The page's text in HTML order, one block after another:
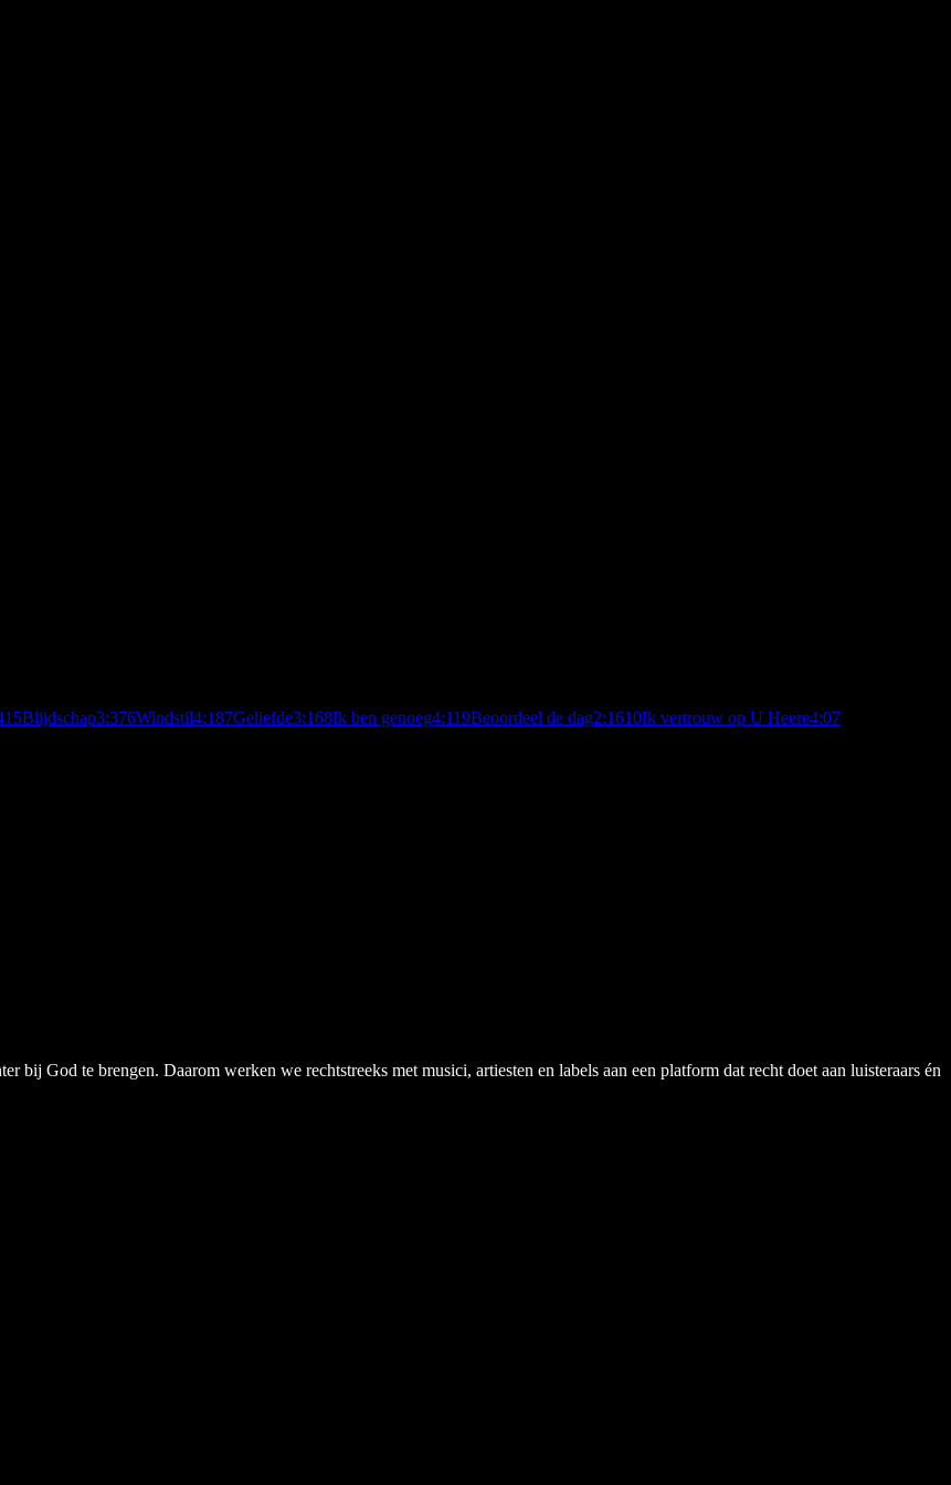
5Blijdschap3:376Windstil4:187Geliefde3:168Ik ben genoeg4:119Beoordeel de dag2:1610Ik vertrouw op U Heere4:07
bij God te brengen. Daarom werken we rechtstreeks met musici, artiesten en labels aan een platform dat recht doet aan luisteraars én